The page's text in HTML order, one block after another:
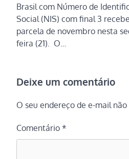
Brasil com Número de
Social (NIS) com final 3
parcela de novembro nesta
feira (21). O…
Deixe um comentário
O seu endereço de e-mail
Comentário *